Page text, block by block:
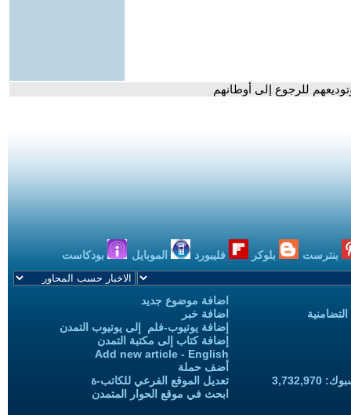
للرجوع إلى أوطانهم
بنترست بلوكر فليبورد الموبايل بودكاست
اضافة موضوع جديد
اضافة خبر
إضافة يوتيوب-فلم إلى يوتيوب التمدن
إضافة كتاب إلى مكتبة التمدن
Add new article - English
أضف حملة
تعديل الموقع الفرعي للكاتب-ة
ابحث في موقع الحوار المتمدن